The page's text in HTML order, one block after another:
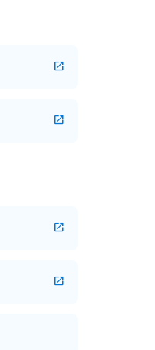
open_in_new
open_in_new
open_in_new
open_in_new